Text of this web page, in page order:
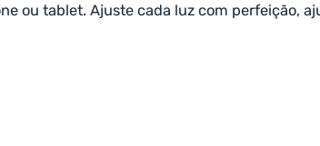
ou tablet. Ajuste cada luz com perfeição,